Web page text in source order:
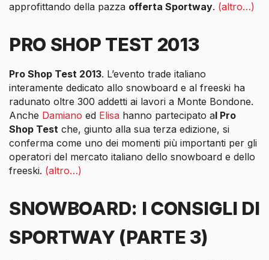
approfittando della pazza offerta Sportway. (altro…)
PRO SHOP TEST 2013
Pro Shop Test 2013. L’evento trade italiano
interamente dedicato allo snowboard e al freeski ha
radunato oltre 300 addetti ai lavori a Monte Bondone.
Anche Damiano ed Elisa hanno partecipato al Pro
Shop Test che, giunto alla sua terza edizione, si
conferma come uno dei momenti più importanti per gli
operatori del mercato italiano dello snowboard e dello
freeski. (altro…)
SNOWBOARD: I CONSIGLI DI
SPORTWAY (PARTE 3)